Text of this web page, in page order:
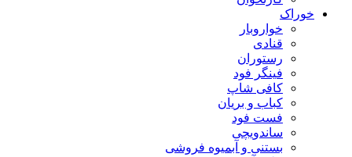
خوراک
خواروبار
قنادی
رستوران
فینگر فود
کافی شاپ
کباب و بریان
فست فود
ساندویچی
بستنی و آبمیوه فروشی